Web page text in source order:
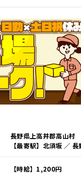
ログイン
長野県上高井郡高山村
【最寄駅】北須坂 ／
【時給】1,200円